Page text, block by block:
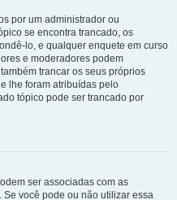
por um administrador ou
se encontra trancado, os
lo, e qualquer enquete em curso
e moderadores podem
trancar os seus próprios
lhe foram atribuídas pelo
tópico pode ser trancado por
ser associadas com as
você pode ou não utilizar essa